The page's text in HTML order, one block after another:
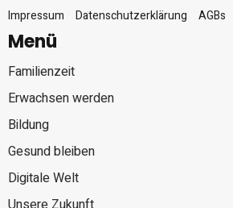
Impressum
Datenschutzerklärung AGBs
Menü
Familienzeit
Erwachsen werden
Bildung
Gesund bleiben
Digitale Welt